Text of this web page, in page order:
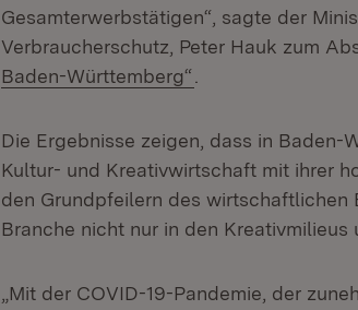
Gesamterwerbstätigen“, sagte der
Verbraucherschutz, Peter Hauk zum
Baden-Württemberg“
Die Ergebnisse zeigen, dass in Baden-
Kultur- und Kreativwirtschaft mit ihrer
den Grundpfeilern des wirtschaftlichen
Branche nicht nur in den
„Mit der COVID-19-Pandemie, der